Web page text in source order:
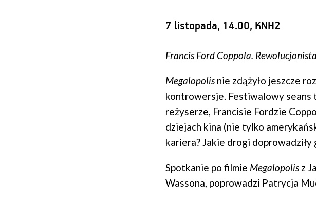
7 listopada, 14.00, KNH2
Francis Ford Coppola. Rewolucjonista
Megalopolisnie zdążyło jeszcze
kontrowersje. Festiwalowy seans
reżyserze, Francisie Fordzie
dziejach kina (nie tylko
kariera? Jakie drogi
Spotkanie po filmie Megalopolisz
Wassona, poprowadzi Patrycja